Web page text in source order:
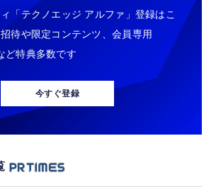
「テクノエッジ アルファ」登録はこ
待や限定コンテンツ、会員専用
ど特典多数です
今すぐ登録